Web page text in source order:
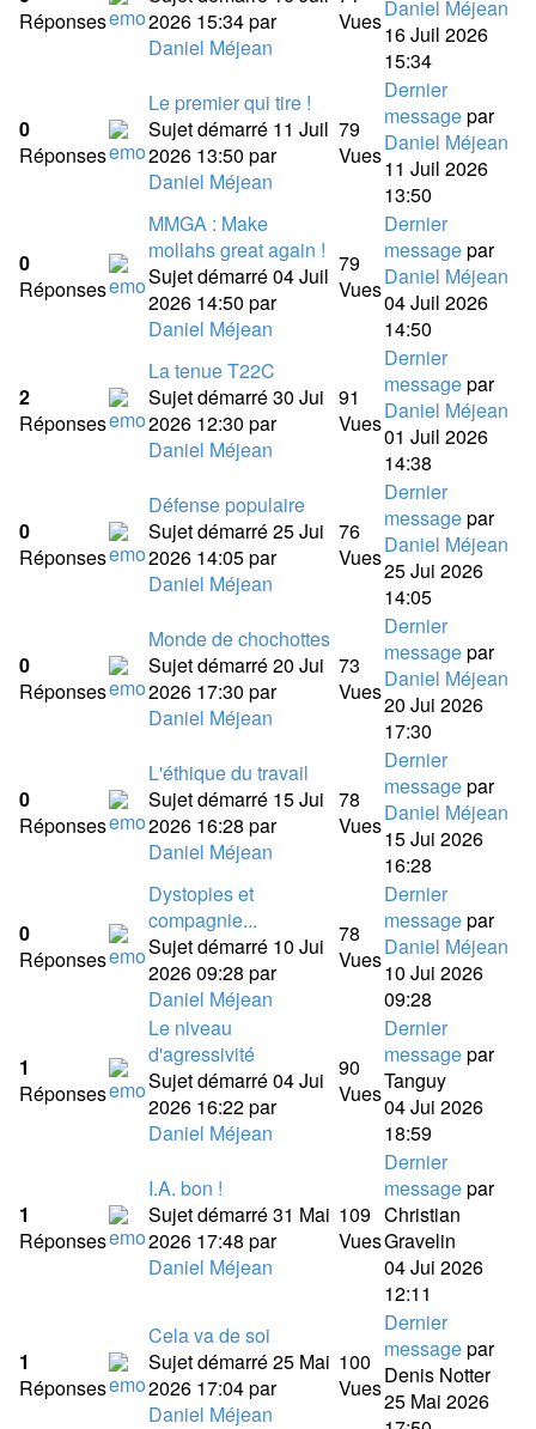
Réponses
2026 15:34par
Daniel Méjean
VuesDaniel Méjean
16 Juil 2026
15:34
0
Réponses
Le premier qui tire !
Sujet démarré 11 Juil
2026 13:50 par
Daniel Méjean
79
Vues
Dernier
messagepar
Daniel Méjean
11 Juil 2026
13:50
0
Réponses
MMGA : Make
mollahs great again !
Sujet démarré 04 Juil
2026 14:50 par
Daniel Méjean
79
Vues
Dernier
messagepar
Daniel Méjean
04 Juil 2026
14:50
2
Réponses
La tenue T22C
Sujet démarré 30 Jui
2026 12:30 par
Daniel Méjean
91
Vues
Dernier
messagepar
Daniel Méjean
01 Juil 2026
14:38
0
Réponses
Défense populaire
Sujet démarré 25 Jui
2026 14:05par
Daniel Méjean
76
Vues
Dernier
messagepar
Daniel Méjean
25 Jui 2026
14:05
0
Réponses
Monde de chochottes
Sujet démarré 20 Jui
2026 17:30 par
Daniel Méjean
73
Vues
Dernier
messagepar
Daniel Méjean
20 Jui 2026
17:30
0
Réponses
L'éthique du travail
Sujet démarré 15 Jui
2026 16:28 par
Daniel Méjean
78
Vues
Dernier
messagepar
Daniel Méjean
15 Jui 2026
16:28
0
Réponses
Dystopies et
compagnie...
Sujet démarré 10 Jui
2026 09:28 par
Daniel Méjean
78
Vues
Dernier
messagepar
Daniel Méjean
10 Jui 2026
09:28
1
Réponses
Le niveau
d'agressivité
Sujet démarré 04 Jui
2026 16:22par
Daniel Méjean
90
Vues
Dernier
messagepar
Tanguy
04 Jui 2026
18:59
1
Réponses
I.A. bon !
Sujet démarré 31 Mai
2026 17:48 par
Daniel Méjean
109
Vues
Dernier
messagepar
Christian
Gravelin
04 Jui 2026
12:11
1
Réponses
Cela va de soi
Sujet démarré 25 Mai
2026 17:04par
Daniel Méjean
100
Vues
Dernier
messagepar
Denis Notter
25 Mai 2026